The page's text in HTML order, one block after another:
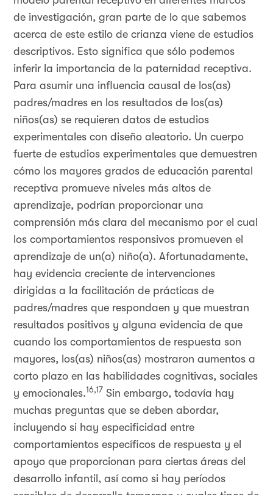
de investigación, gran parte de lo que sabemos
acerca de este estilo de crianza viene de estudios
descriptivos. Esto significa que sólo podemos
inferir la importancia de la paternidad receptiva.
Para asumir una influencia causal de los(as)
padres/madres en los resultados de los(as)
niños(as) se requieren datos de estudios
experimentales con diseño aleatorio. Un cuerpo
fuerte de estudios experimentales que demuestren
cómo los mayores grados de educación parental
receptiva promueve niveles más altos de
aprendizaje, podrían proporcionar una
comprensión más clara del mecanismo por el cual
los comportamientos responsivos promueven el
aprendizaje de un(a) niño(a). Afortunadamente,
hay evidencia creciente de intervenciones
dirigidas a la facilitación de prácticas de
padres/madres que respondaen y que muestran
resultados positivos y alguna evidencia de que
cuando los comportamientos de respuesta son
mayores, los(as) niños(as) mostraron aumentos a
corto plazo en las habilidades cognitivas, sociales
y emocionales.16,17 Sin embargo, todavía hay
muchas preguntas que se deben abordar,
incluyendo si hay especificidad entre
comportamientos específicos de respuesta y el
apoyo que proporcionan para ciertas áreas del
desarrollo infantil, así como si hay períodos